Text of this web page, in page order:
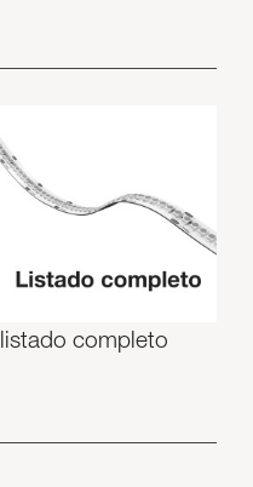
listado completo